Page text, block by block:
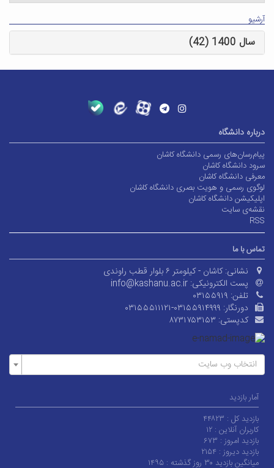
آرشیو
سال 1400 (42)
درباره دانشگاه
پیام‌رسان‌های رسمی دانشگاه کاشان
سرود دانشگاه کاشان
معرفی دانشگاه کاشان
لوگوی رسمی و هویت بصری دانشگاه کاشان
اپلیکیشن دانشگاه کاشان
نقشه‌ی سایت
RSS
تماس با ما
نشانی: کاشان - کیلومتر ۶ بلوار قطب راوندی
پست الکترونیکی: info@kashanu.ac.ir
تلفن: ۰۳۱۵۵۹۱۹
دورنگار: ۰۳۱۵۵۵۱۱۱۲۱-۰۳۱۵۵۹۱۴۹۹۹
کدپستی: ۸۷۳۱۷۵۳۱۵۳
انتخاب وب سایت
آمار بازدید
بازدید کل : ۴۴۸۲۳
کاربران آنلاین : ۱۲
بازدید امروز : ۶۷۳
بازدید دیروز : ۲۱۵۴
میانگین بازدید ۳۰ روز گذشته :
۱۴۹۵